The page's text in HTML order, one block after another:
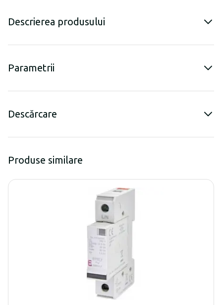
Descrierea produsului
Parametrii
Descărcare
Produse similare